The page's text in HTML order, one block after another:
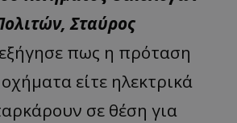
Σταύρος
πως η πρόταση
είτε ηλεκτρικά
σε θέση για